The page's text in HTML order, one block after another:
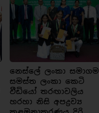
නෙස්ලේ ලංකා
සමස්ත ලංකා කෙටි
වීඩියෝ තරඟාවලිය
හරහා නිසි අපද්‍රව්‍ය